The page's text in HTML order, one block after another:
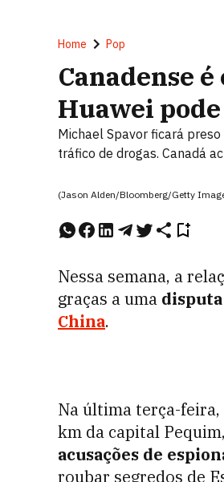
Home Pop
Canadense
Huawei
Michael Spavor ficará
tráfico de drogas. Canadá
(Jason Alden/Bloomberg/Getty
Nessa semana, a
graças a uma
China.
Na última terça-feira,
km da capital
acusações de
roubar segredos de